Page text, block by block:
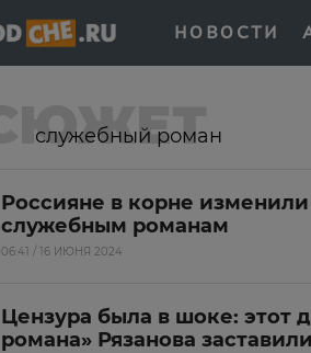
НОВОСТИ
СЮЖЕТ
служебный роман
Россияне в корне
служебным романам
06:41 / 16 ИЮНЯ 2024
Цензура была в шоке: этот
романа» Рязанова